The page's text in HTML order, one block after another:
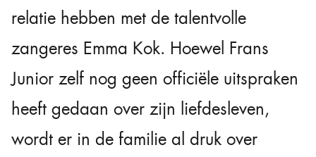
relatie hebben met de talentvolle
zangeres Emma Kok. Hoewel Frans
Junior zelf nog geen officiële uitspraken
heeft gedaan over zijn liefdesleven,
wordt er in de familie al druk over